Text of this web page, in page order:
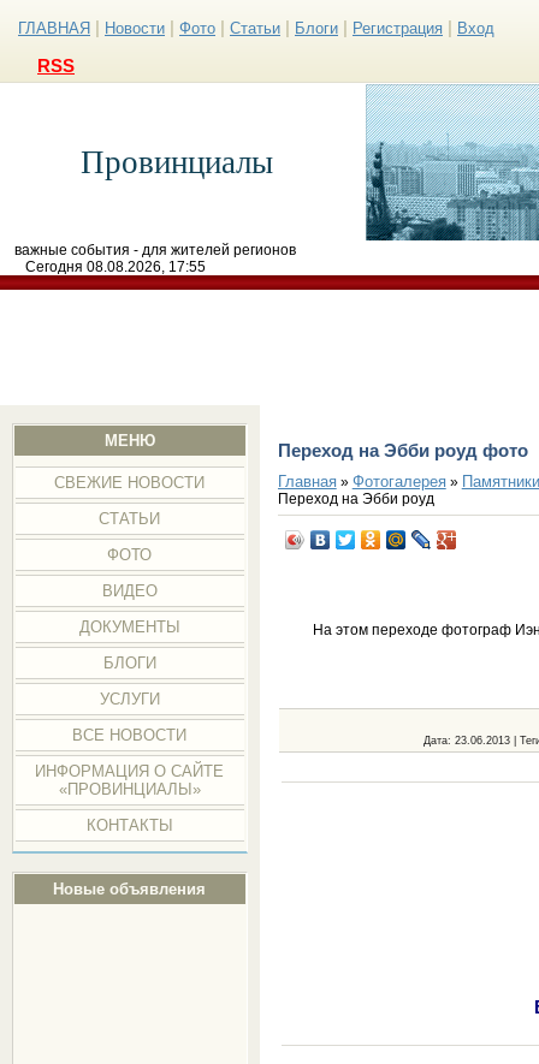
ГЛАВНАЯ Новости Фото Статьи Блоги Регистрация Вход
RSS
Провинциалы
важные события - для жителей регионов
Сегодня 08.08.2026, 17:55
МЕНЮ
СВЕЖИЕ НОВОСТИ
СТАТЬИ
ФОТО
ВИДЕО
ДОКУМЕНТЫ
БЛОГИ
УСЛУГИ
ВСЕ НОВОСТИ
ИНФОРМАЦИЯ О САЙТЕ
«ПРОВИНЦИАЛЫ»
КОНТАКТЫ
Новые объявления
Переход на Эбби роуд фото
Главная» Фотогалерея»
Переход на Эбби роуд
На этом переходе фотограф
Дата: 23.06.2013 |